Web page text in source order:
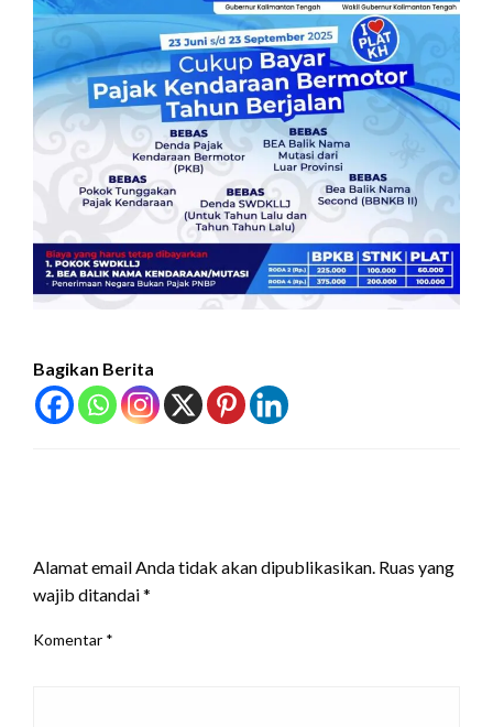
Bagikan Berita
Alamat email Anda tidak akan dipublikasikan. Ruas yang
wajib ditandai*
Komentar *